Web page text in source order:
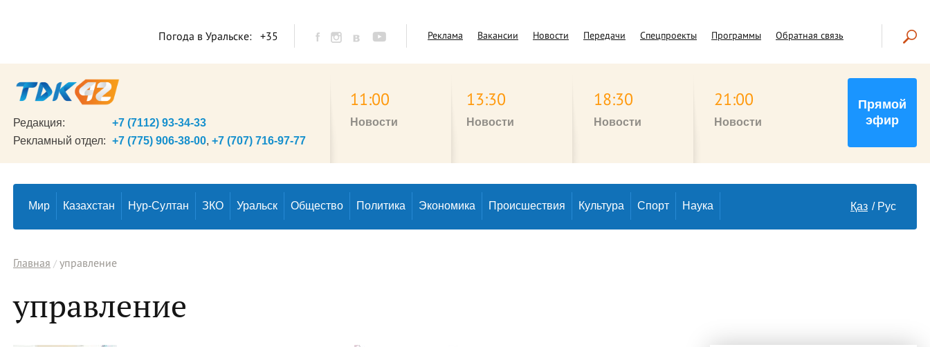
Погода в Уральске: +35 Реклама Вакансии Новости Передачи Спецпроекты Программы Обратная связь
Редакция:
+7 (7112) 93-34-33
Рекламный отдел: +7 (775) 906-38-00, +7 (707) 716-97-77
11:00
Новости
13:30
Новости
18:30
Новости
21:00
Новости
Прямой
эфир
Мир Казахстан Нур-Султан ЗКО Уральск Общество Политика Экономика Происшествия Культура Спорт Наука Қаз Рус
Главная управление
управление